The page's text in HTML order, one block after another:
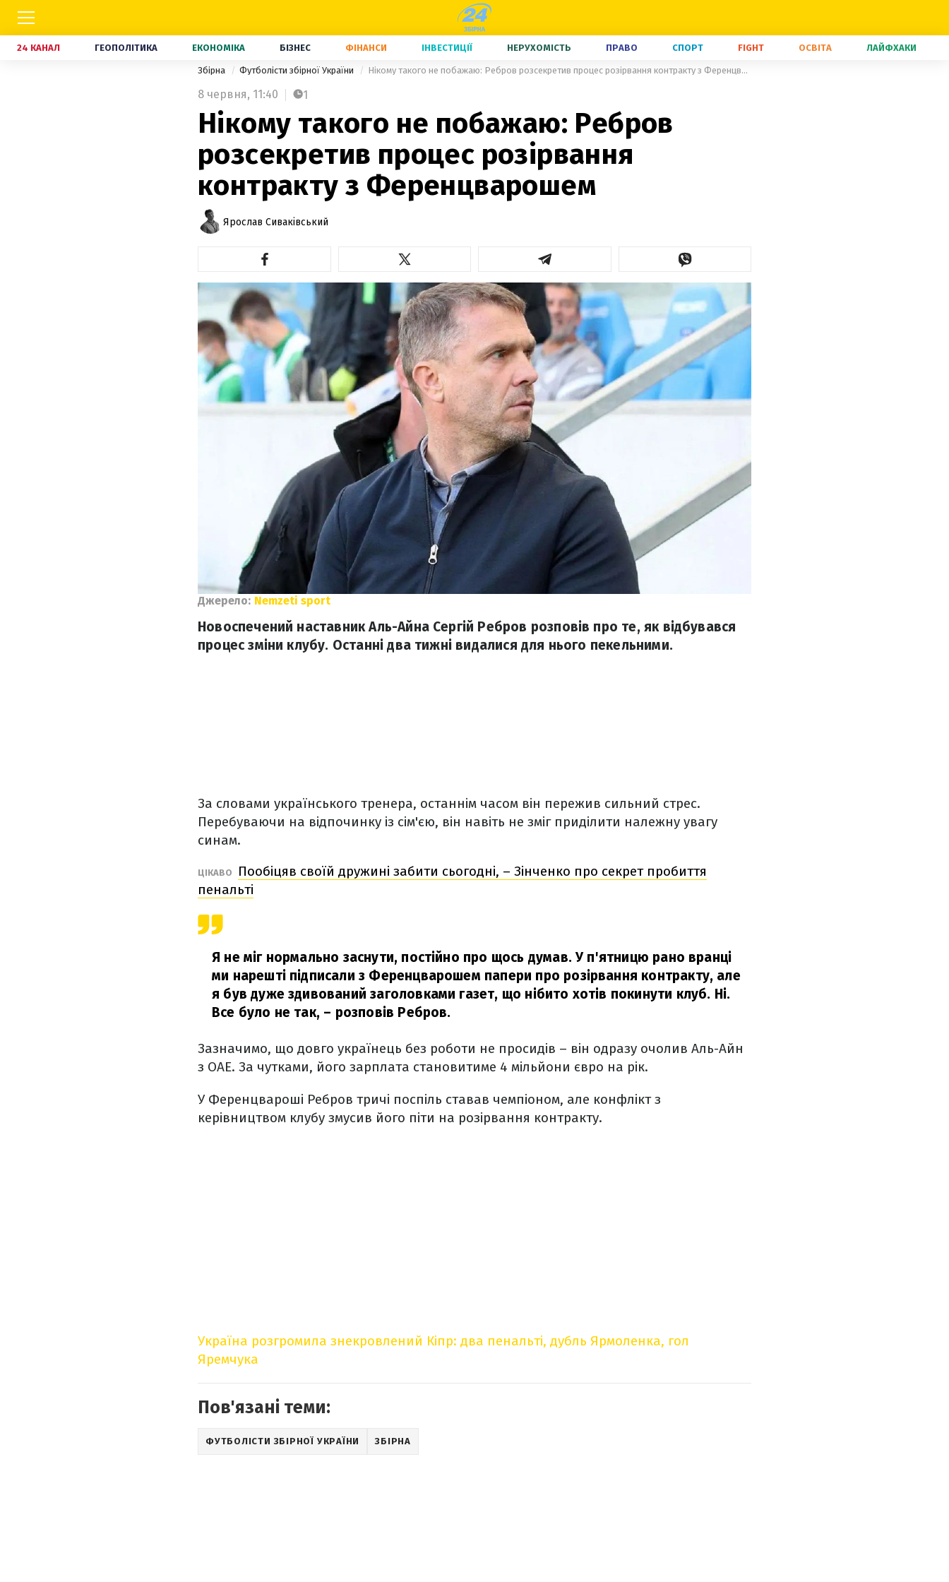
24 КАНАЛ ГЕОПОЛІТИКА ЕКОНОМІКА БІЗНЕС ФІНАНСИ ІНВЕСТИЦІЇ НЕРУХОМІСТЬ ПРАВО СПОРТ FIGHT ОСВІТА ЛАЙФХАКИ
Збірна Футболісти збірної України Нікому такого не побажаю: Ребров розсекретив процес розірвання контракту з Ференцварошем
8 червня, 11:40 1
Нікому такого не побажаю: Ребров
розсекретив процес розірвання
контракту з Ференцварошем
Ярослав Сиваківський
Джерело: Nemzeti sport
Новоспечений наставник Аль-Айна Сергій Ребров розповів про те, як відбувався
процес зміни клубу. Останні два тижні видалися для нього пекельними.
За словами українського тренера, останнім часом він пережив сильний стрес.
Перебуваючи на відпочинку із сім'єю, він навіть не зміг приділити належну увагу
синам.
ЦІКАВО
Пообіцяв своїй дружині забити сьогодні, – Зінченко про секрет пробиття
пенальті
Я не міг нормально заснути, постійно про щось думав. У п'ятницю рано вранці
ми нарешті підписали з Ференцварошем папери про розірвання контракту, але
я був дуже здивований заголовками газет, що нібито хотів покинути клуб. Ні.
Все було не так, – розповів Ребров.
Зазначимо, що довго українець без роботи не просидів – він одразу очолив Аль-Айн
з ОАЕ. За чутками, його зарплата становитиме 4 мільйони євро на рік.
У Ференцвароші Ребров тричі поспіль ставав чемпіоном, але конфлікт з
керівництвом клубу змусив його піти на розірвання контракту.
Україна розгромила знекровлений Кіпр: два пенальті, дубль Ярмоленка, гол
Яремчука
Пов'язані теми:
ФУТБОЛІСТИ ЗБІРНОЇ УКРАЇНИ ЗБІРНА